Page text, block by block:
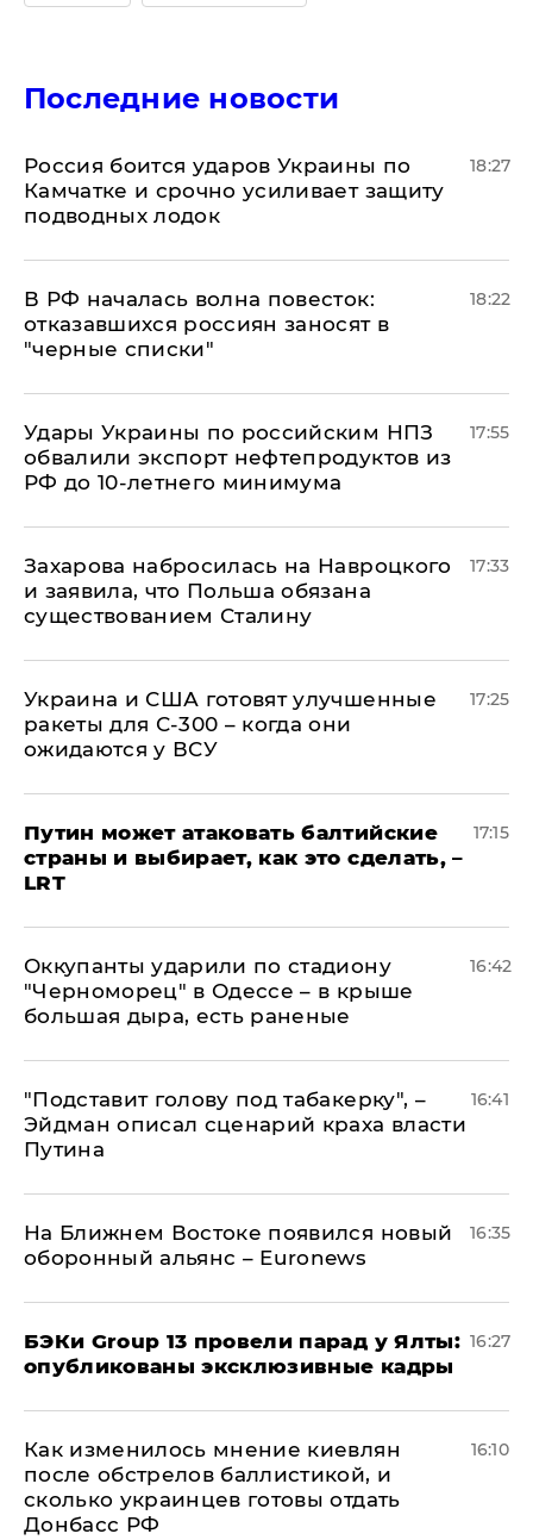
Последние новости
Россия боится ударов Украины по
Камчатке и срочно усиливает защиту
подводных лодок
18:27
​В РФ началась волна повесток:
отказавшихся россиян заносят в
"черные списки"
18:22
Удары Украины по российским НПЗ
обвалили экспорт нефтепродуктов из
РФ до 10-летнего минимума
17:55
​Захарова набросилась на Навроцкого
и заявила, что Польша обязана
существованием Сталину
17:33
Украина и США готовят улучшенные
ракеты для С-300 – когда они
ожидаются у ВСУ
17:25
Путин может атаковать балтийские
страны и выбирает, как это сделать, –
LRT
17:15
Оккупанты ударили по стадиону
"Черноморец" в Одессе – в крыше
большая дыра, есть раненые
16:42
​"Подставит голову под табакерку", –
Эйдман описал сценарий краха власти
Путина
16:41
На Ближнем Востоке появился новый
оборонный альянс – Euronews
16:35
​БЭКи Group 13 провели парад у Ялты:
опубликованы эксклюзивные кадры
16:27
Как изменилось мнение киевлян
после обстрелов баллистикой, и
сколько украинцев готовы отдать
Донбасс РФ
16:10